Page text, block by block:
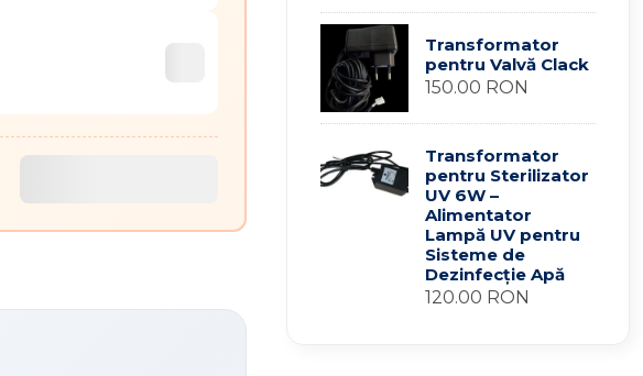
Transformator
pentru Valvă Clack
150.00 RON
Transformator
pentru Sterilizator
UV 6W –
Alimentator
Lampă UV pentru
Sisteme de
Dezinfecție Apă
120.00 RON